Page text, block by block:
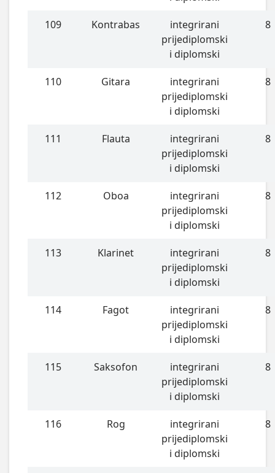
109 Kontrabas
integrirani
prijediplomski
i diplomski
8
110 Gitara
integrirani
prijediplomski
i diplomski
8
111 Flauta
integrirani
prijediplomski
i diplomski
8
112 Oboa
integrirani
prijediplomski
i diplomski
8
113 Klarinet
integrirani
prijediplomski
i diplomski
8
114 Fagot
integrirani
prijediplomski
i diplomski
8
115 Saksofon
integrirani
prijediplomski
i diplomski
8
116 Rog
integrirani
prijediplomski
i diplomski
8